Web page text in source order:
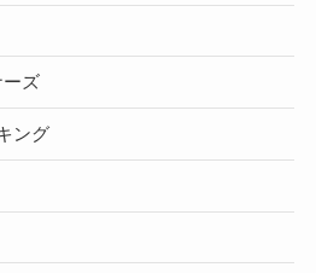
ーズ
ング